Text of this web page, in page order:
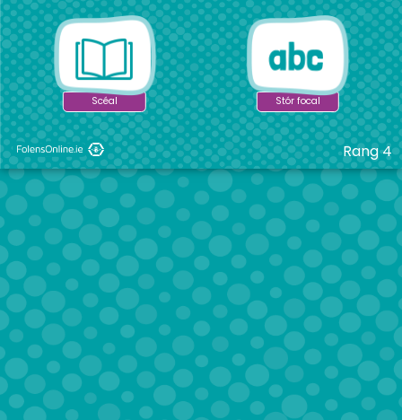
Scéal Stór focal
Rang 4